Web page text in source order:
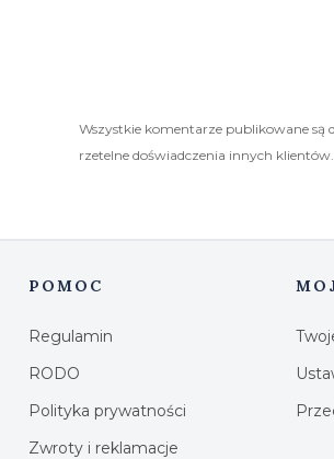
Wszystkie komentarze publikowane
rzetelne doświadczenia innych
Linki w stopce
POMOC
Regulamin
RODO
Polityka prywatności
Zwroty i reklamacje